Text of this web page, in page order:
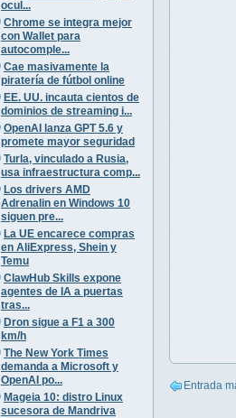
ocul...
Chrome se integra mejor
con Wallet para
autocomple...
Cae masivamente la
piratería de fútbol online
EE. UU. incauta cientos de
dominios de streaming i...
OpenAI lanza GPT 5.6 y
promete mayor seguridad
Turla, vinculado a Rusia,
usa infraestructura comp...
Los drivers AMD
Adrenalin en Windows 10
siguen pre...
La UE encarece compras
en AliExpress, Shein y
Temu
ClawHub Skills expone
agentes de IA a puertas
tras...
Dron sigue a F1 a 300
km/h
The New York Times
demanda a Microsoft y
OpenAI po...
Mageia 10: distro Linux
sucesora de Mandriva
Entrada